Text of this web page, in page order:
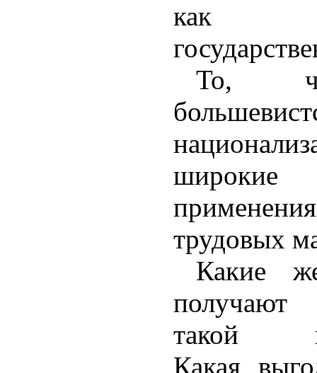
как
То,
трудовых
Какие
получают
такой
Какая